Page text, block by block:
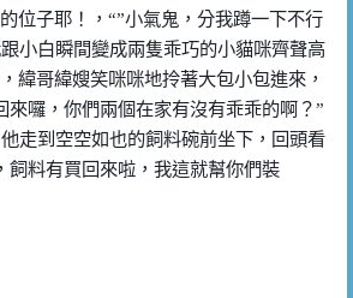
位子耶！， “”小氣鬼，分我蹲一下不行
小白瞬間變成兩隻乖巧的小貓咪齊聲高
，緯哥緯嫂笑咪咪地拎著大包小包進來，
來囉，你們兩個在家有沒有乖乖的啊？”
走到空空如也的飼料碗前坐下，回頭看
飼料有買回來啦，我這就幫你們裝